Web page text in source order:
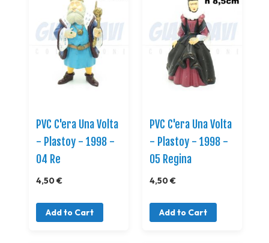
PVC C'era Una Volta
- Plastoy - 1998 -
04 Re
4,50 €
Add to Cart
PVC C'era Una Volta
- Plastoy - 1998 -
05 Regina
4,50 €
Add to Cart